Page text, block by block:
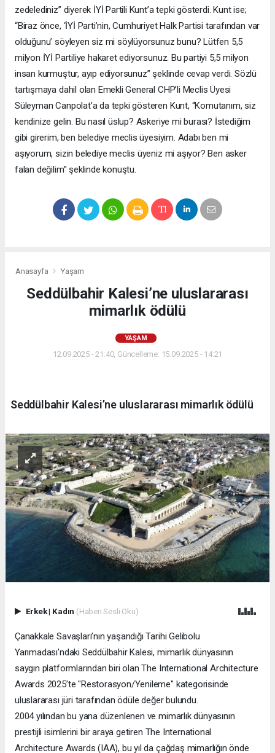
zedelediniz” diyerek İYİ Partili Kunt’a tepki gösterdi. Kunt ise;
“Biraz önce, ‘İYİ Parti’nin, Cumhuriyet Halk Partisi tarafından var
olduğunu’ söyleyen siz mi söylüyorsunuz bunu? Lütfen 5,5
milyon İYİ Partiliye hakaret ediyorsunuz. Bu partiyi 5,5 milyon
insan kurmuştur, ayıp ediyorsunuz” şeklinde cevap verdi. Sözlü
tartışmaya dahil olan Emekli General CHP’li Meclis Üyesi
Süleyman Canpolat’a da tepki gösteren Kunt, “Komutanım, siz
kendinize gelin. Bu nasıl üslup? Askeriye mi burası? İstediğim
gibi girerim, ben belediye meclis üyesiyim. Adabı ben mi
aşıyorum, sizin belediye meclis üyeniz mi aşıyor? Ben asker
falan değilim” şeklinde konuştu.
Anasayfa Yaşam
Seddülbahir Kalesi’ne uluslararası
mimarlık ödülü
YAŞAM
12.09.2025 - 21:40, Güncelleme: 15.09.2025 - 14:21
Seddülbahir Kalesi’ne uluslararası mimarlık ödülü
Erkek| Kadın (Haberi Sesli Oku)
Çanakkale Savaşları’nın yaşandığı Tarihi Gelibolu
Yarımadası’ndaki Seddülbahir Kalesi, mimarlık dünyasının
saygın platformlarından biri olan The International Architecture
Awards 2025’te "Restorasyon/Yenileme" kategorisinde
uluslararası jüri tarafından ödüle değer bulundu.
2004 yılından bu yana düzenlenen ve mimarlık dünyasının
prestijli isimlerini bir araya getiren The International
Architecture Awards (IAA), bu yıl da çağdaş mimarlığın önde